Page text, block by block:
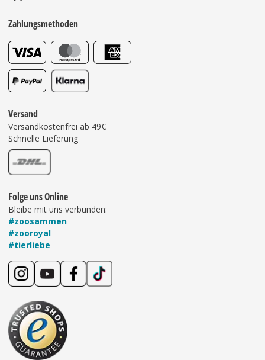
Zahlungsmethoden
Versand
Versandkostenfrei ab 49€
Schnelle Lieferung
Folge uns Online
Bleibe mit uns verbunden:
#zoosammen
#zooroyal
#tierliebe